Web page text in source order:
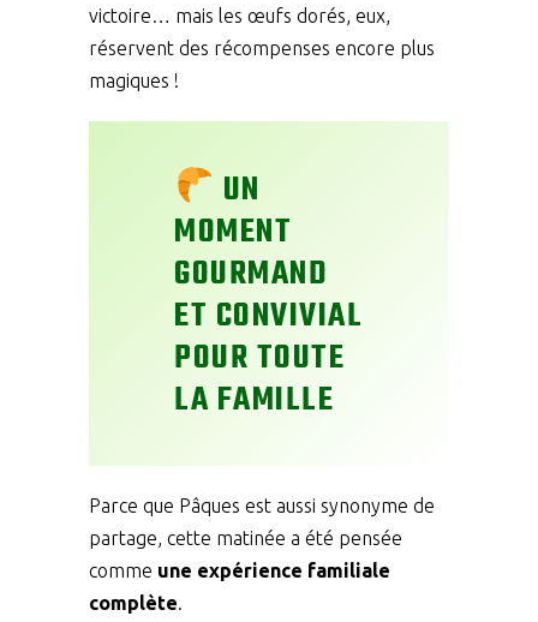
victoire… mais les œufs dorés, eux,
réservent des récompenses encore plus
magiques !
UN
MOMENT
GOURMAND
ET CONVIVIAL
POUR TOUTE
LA FAMILLE
Parce que Pâques est aussi synonyme de
partage, cette matinée a été pensée
comme une expérience familiale
complète.